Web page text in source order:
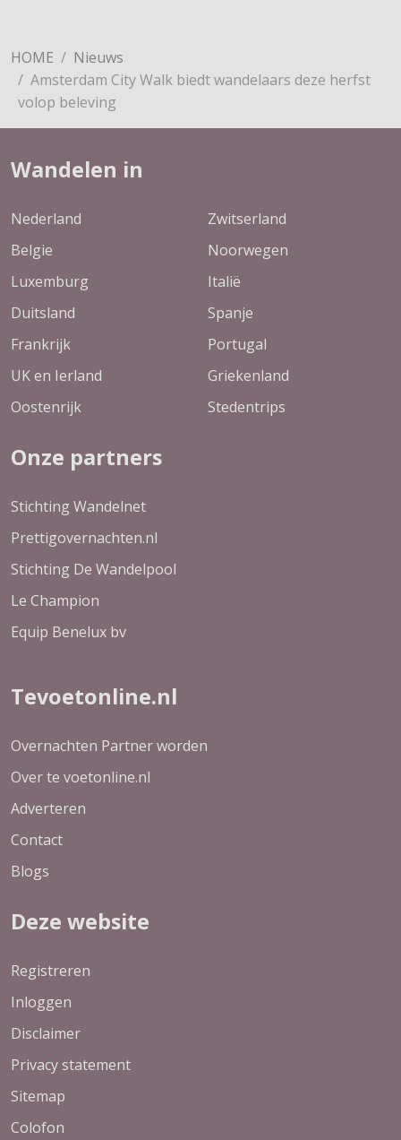
HOME
Nieuws
Amsterdam City Walk biedt wandelaars deze herfst
volop beleving
Wandelen in
Nederland
Belgie
Luxemburg
Duitsland
Frankrijk
UK en Ierland
Oostenrijk
Zwitserland
Noorwegen
Italië
Spanje
Portugal
Griekenland
Stedentrips
Onze partners
Stichting Wandelnet
Prettigovernachten.nl
Stichting De Wandelpool
Le Champion
Equip Benelux bv
Tevoetonline.nl
Overnachten Partner worden
Over te voetonline.nl
Adverteren
Contact
Blogs
Deze website
Registreren
Inloggen
Disclaimer
Privacy statement
Sitemap
Colofon